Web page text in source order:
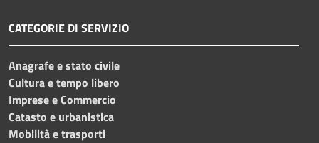
CATEGORIE DI SERVIZIO
Anagrafe e stato civile
Cultura e tempo libero
Imprese e Commercio
Catasto e urbanistica
Mobilità e trasporti